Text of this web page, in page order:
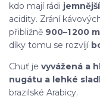
kdo mají rádi
acidity. Zrání
přibližně 900–1 200
díky tomu se rozvíjí
Chuť je vyvážená a
nugátu a lehké
brazilské Arabicy.